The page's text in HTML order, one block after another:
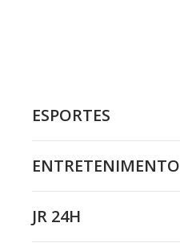
ESPORTES
ENTRETENIMENTO
JR 24H